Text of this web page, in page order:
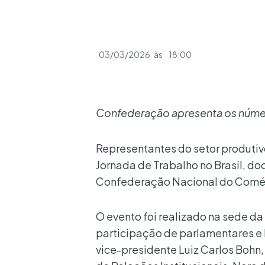
03/03/2026 às 18:00
Confederação apresenta os
Representantes do setor
Jornada de Trabalho no Brasil,
Confederação Nacional do
O evento foi realizado na sede
participação de parlamentares e
vice-presidente Luiz Carlos